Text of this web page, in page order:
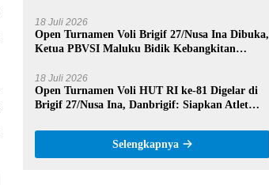
18 Juli 2026
Open Turnamen Voli Brigif 27/Nusa Ina Dibuka,
Ketua PBVSI Maluku Bidik Kebangkitan
18 Juli 2026
Open Turnamen Voli HUT RI ke-81 Digelar di
Brigif 27/Nusa Ina, Danbrigif: Siapkan Atlet
Selengkapnya